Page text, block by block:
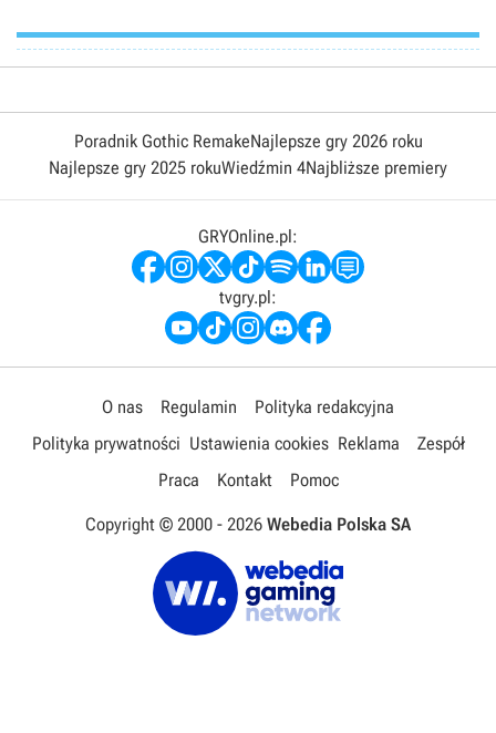
Poradnik Gothic RemakeNajlepsze gry 2026 roku
Najlepsze gry 2025 rokuWiedźmin 4Najbliższe premiery
GRYOnline.pl:
tvgry.pl:
O nas Regulamin
Polityka redakcyjna
Polityka prywatności Ustawienia cookies Reklama
Zespół
Praca
Kontakt Pomoc
Copyright © 2000 - 2026 Webedia Polska SA